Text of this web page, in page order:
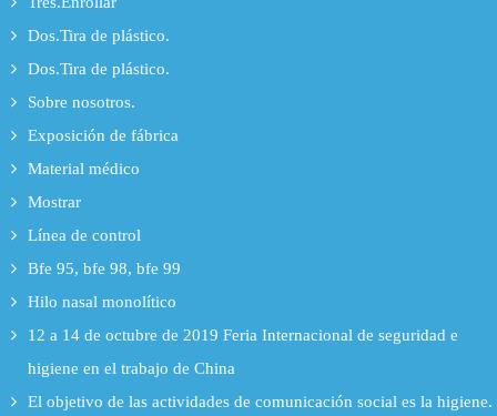
Dos.Tira de plástico.
Dos.Tira de plástico.
Sobre nosotros.
Exposición de fábrica
Material médico
Mostrar
Línea de control
Bfe 95, bfe 98, bfe 99
Hilo nasal monolítico
12 a 14 de octubre de 2019 Feria Internacional de seguridad e
higiene en el trabajo de China
El objetivo de las actividades de comunicación social es la higiene.